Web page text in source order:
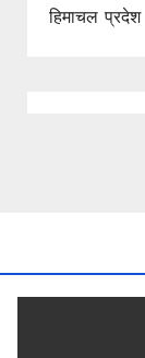
हिमाचल प्रदेश